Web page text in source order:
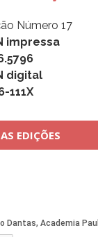
Número 17
impressa
digital
111X
EDIÇÕES